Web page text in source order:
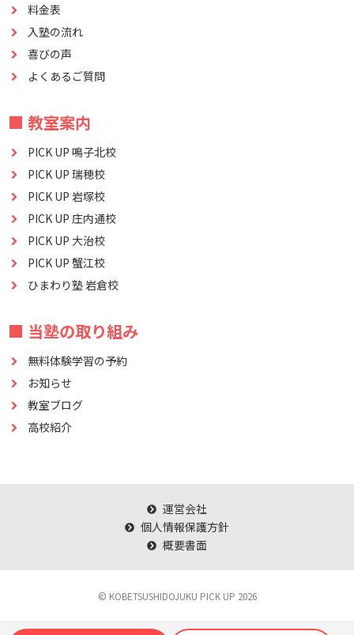
料金表
入塾の流れ
喜びの声
よくあるご質問
■ 教室案内
PICK UP 鳴子北校
PICK UP 瑞穂校
PICK UP 岩塚校
PICK UP 庄内通校
PICK UP 大治校
PICK UP 蟹江校
ひまわり塾 岩倉校
■ 当塾の取り組み
無料体験学習の予約
お知らせ
教室ブログ
高校紹介
運営会社
個人情報保護方針
概要書面
© KOBETSUSHIDOJUKU PICK UP 2026